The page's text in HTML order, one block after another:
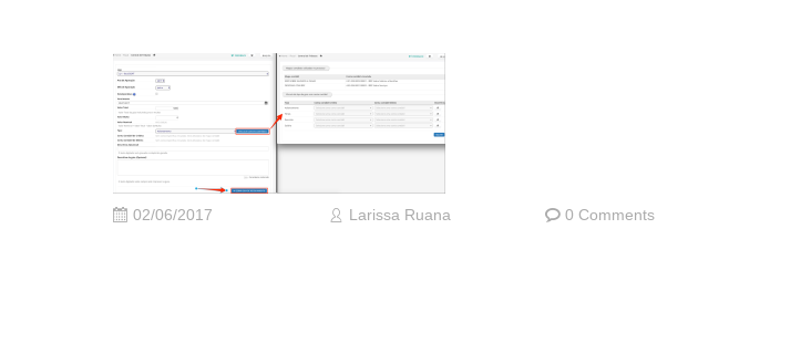
02/06/2017 Larissa Ruana 0 Comments